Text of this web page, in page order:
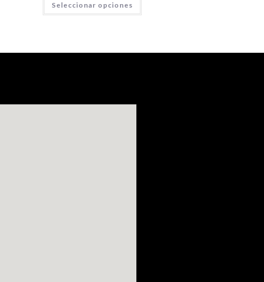
Seleccionar opciones